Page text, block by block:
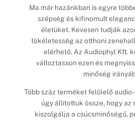
Ma már hazánkban is egyre
szépség és kifinomult
életüket. Kevesen tudják
tökéletesség az otthoni
elérhető. Az Audiophyl Kft.
változtasson ezen és
minőség
Több száz terméket felölelő
úgy állítottuk össze, hogy az
kiszolgálja a csúcsminőségű,